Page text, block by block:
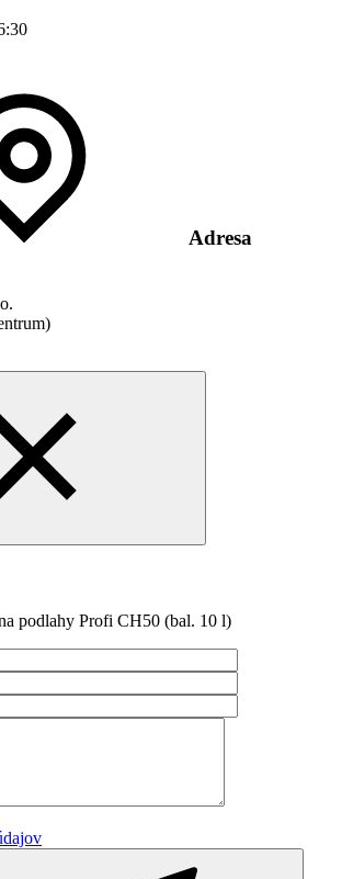
Adresa
podlahy Profi CH50 (bal. 10 l)